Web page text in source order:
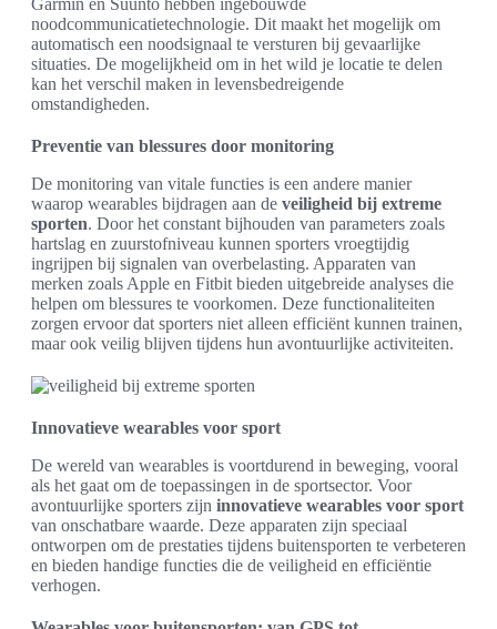
Garmin en Suunto hebben ingebouwde
noodcommunicatietechnologie. Dit maakt het mogelijk om
automatisch een noodsignaal te versturen bij gevaarlijke
situaties. De mogelijkheid om in het wild je locatie te delen
kan het verschil maken in levensbedreigende
omstandigheden.
Preventie van blessures door monitoring
De monitoring van vitale functies is een andere manier
waarop wearables bijdragen aan de veiligheid bij extreme
sporten. Door het constant bijhouden van parameters zoals
hartslag en zuurstofniveau kunnen sporters vroegtijdig
ingrijpen bij signalen van overbelasting. Apparaten van
merken zoals Apple en Fitbit bieden uitgebreide analyses die
helpen om blessures te voorkomen. Deze functionaliteiten
zorgen ervoor dat sporters niet alleen efficiënt kunnen trainen,
maar ook veilig blijven tijdens hun avontuurlijke activiteiten.
Innovatieve wearables voor sport
De wereld van wearables is voortdurend in beweging, vooral
als het gaat om de toepassingen in de sportsector. Voor
avontuurlijke sporters zijn innovatieve wearables voor sport
van onschatbare waarde. Deze apparaten zijn speciaal
ontworpen om de prestaties tijdens buitensporten te verbeteren
en bieden handige functies die de veiligheid en efficiëntie
verhogen.